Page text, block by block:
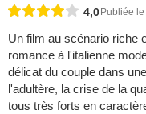
4,0 Publiée
Un film au scénario riche
romance à l'italienne
délicat du couple dans
l'adultère, la crise de la
tous très forts en